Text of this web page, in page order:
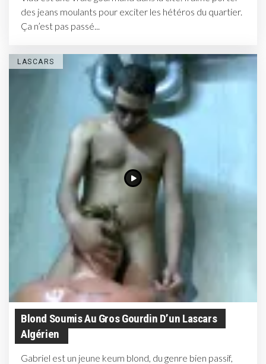
des jeans moulants pour exciter les hétéros du quartier.
Ça n’est pas passé...
LASCARS
Blond Soumis Au Gros Gourdin D’un Lascars
Algérien
Gabriel est un jeune keum blond, du genre bien passif,